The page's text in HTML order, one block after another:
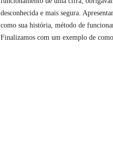
desconhecida e mais segura.
como sua história, método de
Finalizamos com um exemplo de